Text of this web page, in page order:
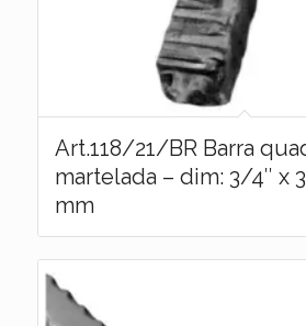
Art.118/21/BR Barra
martelada – dim: 3/4″ x
mm